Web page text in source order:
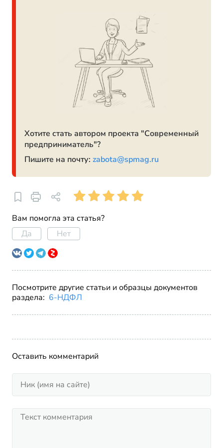
Хотите стать автором проекта "Современный
предприниматель"?
Пишите на почту: zabota@spmag.ru
Вам помогла эта статья?
Да
Нет
Посмотрите другие статьи и образцы документов
раздела: 6-НДФЛ
Оставить комментарий